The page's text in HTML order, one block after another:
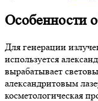
Особенности
Для генерации
используется
вырабатывает
александритовым
косметологическая